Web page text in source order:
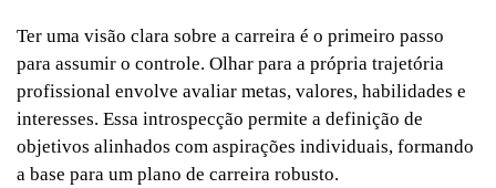
Ter uma visão clara sobre a carreira é o primeiro passo
para assumir o controle. Olhar para a própria trajetória
profissional envolve avaliar metas, valores, habilidades e
interesses. Essa introspecção permite a definição de
objetivos alinhados com aspirações individuais, formando
a base para um plano de carreira robusto.